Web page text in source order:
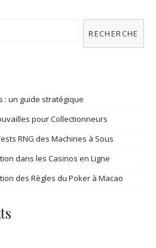
RECHERCHE
: un guide stratégique
pour Collectionneurs
RNG des Machines à Sous
dans les Casinos en Ligne
des Règles du Poker à Macao